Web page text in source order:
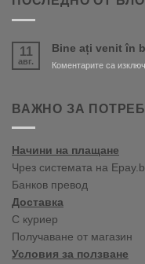
11
авг.
Bine ați venit în
Коментарите са
ВАЖНО ЗА
Начини на плащане
Чрез системата на
Банков превод
Доставка
С куриер
Получаване от магазин
Условия за ползване